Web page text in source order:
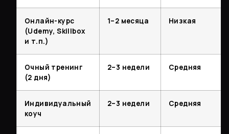
Онлайн-курс
(Udemy, Skillbox
и т.п.)
1–2 месяца Низкая
Очный тренинг
(2 дня)
2–3 недели Средняя
Индивидуальный
коуч
2–3 недели Средняя